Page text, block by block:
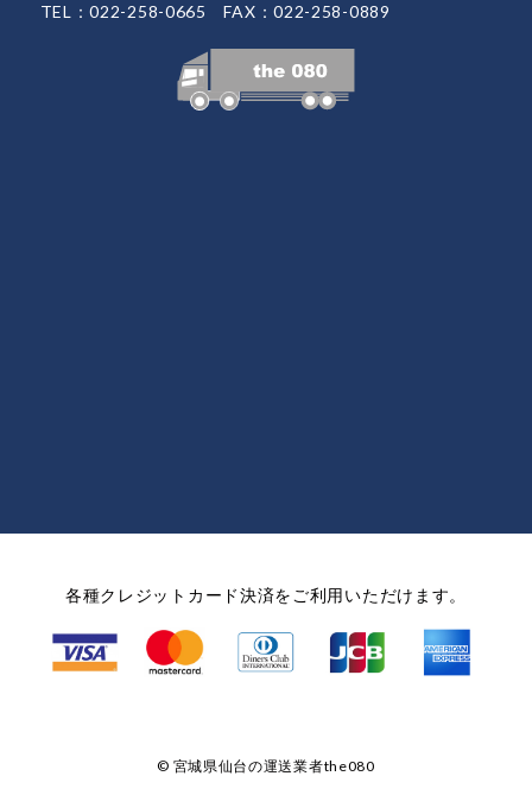
TEL：022-258-0665 FAX：022-258-0889
各種クレジットカード決済を ご利用いただけます。
© 宮城県仙台の運送業者the080